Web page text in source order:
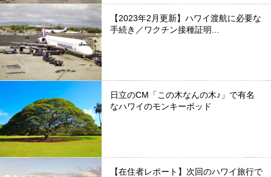
【2023年2月更新】ハワイ渡航に必要な
手続き／ワクチン接種証明...
日立のCM「この木なんの木♪」で有名
なハワイのモンキーポッド
【在住者レポート】次回のハワイ旅行で